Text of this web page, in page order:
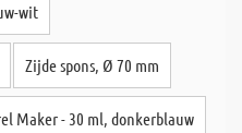
wit
Zijde spons, Ø 70 mm
Maker - 30 ml, donkerblauw